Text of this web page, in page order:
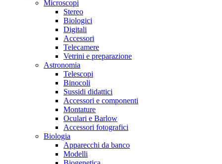
Microscopi
Stereo
Biologici
Digitali
Accessori
Telecamere
Vetrini e preparazione
Astronomia
Telescopi
Binocoli
Sussidi didattici
Accessori e componenti
Montature
Oculari e Barlow
Accessori fotografici
Biologia
Apparecchi da banco
Modelli